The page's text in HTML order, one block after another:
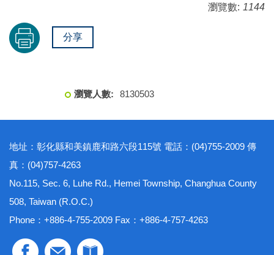
瀏覽數: 1144
分享
8130503
地址：彰化縣和美鎮鹿和路六段115號 電話：(04)755-2009 傳
真：(04)757-4263
No.115, Sec. 6, Luhe Rd., Hemei Township, Changhua County
508, Taiwan (R.O.C.)
Phone：+886-4-755-2009 Fax：+886-4-757-4263